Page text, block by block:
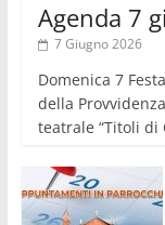
Agenda 7
7 Giugno 2026
Domenica 7
della
teatrale “Titoli di